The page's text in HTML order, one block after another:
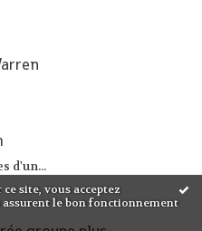
site, vous acceptez
le bon fonctionnement
d'un...